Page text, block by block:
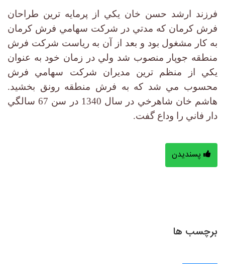
فرزند ارشد حسن خان يكي از پرمايه ترين طراحان
فرش كرمان كه مدتي در شركت سهامي فرش كرمان
به كار مشغول بود و بعد از آن به رياست شركت فرش
منطقه جوپار منصوب شد ولي در زمان خود به عنوان
يكي از منظم ترين مديران شركت سهامي فرش
محسوب مي شد كه به فرش منطقه رونق بخشيد.
هاشم خان شاهرخي در سال 1340 در سن 67 سالگي
دار فاني را وداع گفت.
پسندیدن
برچسب ها